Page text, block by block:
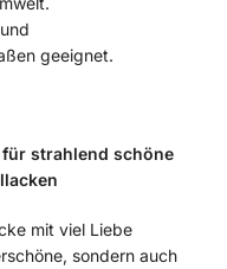
geeignet.
strahlend schöne
mit viel Liebe
sondern auch